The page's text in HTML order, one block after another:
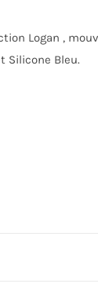
Logan ,
Silicone Bleu.